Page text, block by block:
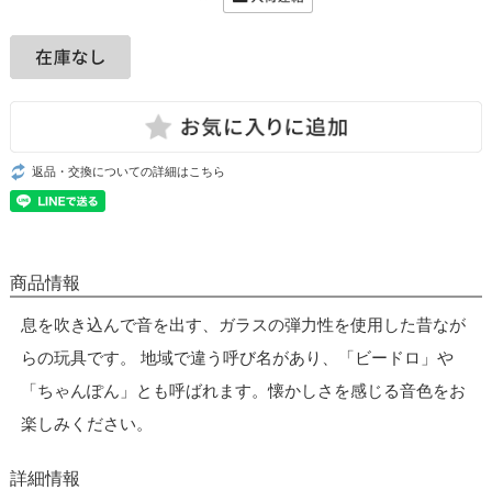
返品・交換についての詳細はこちら
商品情報
息を吹き込んで音を出す、ガラスの弾力性を使用した昔なが
らの玩具です。 地域で違う呼び名があり、「ビードロ」や
「ちゃんぽん」とも呼ばれます。懐かしさを感じる音色をお
楽しみください。
詳細情報